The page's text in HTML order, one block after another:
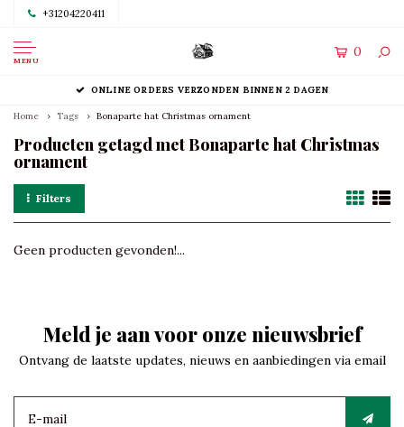
+31204220411
MENU
0
ONLINE ORDERS VERZONDEN BINNEN 2 DAGEN
Home Tags Bonaparte hat Christmas ornament
Producten getagd met Bonaparte hat Christmas
ornament
Filters
Geen producten gevonden!...
Meld je aan voor onze nieuwsbrief
Ontvang de laatste updates, nieuws en aanbiedingen via email